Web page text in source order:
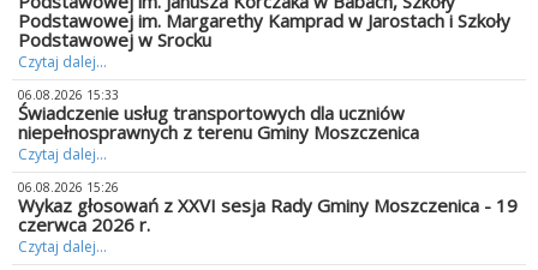
Podstawowej im. Margarethy Kamprad w Jarostach i Szkoły
Podstawowej w Srocku
Czytaj dalej...
06.08.2026 15:33
Świadczenie usług transportowych dla uczniów
niepełnosprawnych z terenu Gminy Moszczenica
Czytaj dalej...
06.08.2026 15:26
Wykaz głosowań z XXVI sesja Rady Gminy Moszczenica - 19
czerwca 2026 r.
Czytaj dalej...